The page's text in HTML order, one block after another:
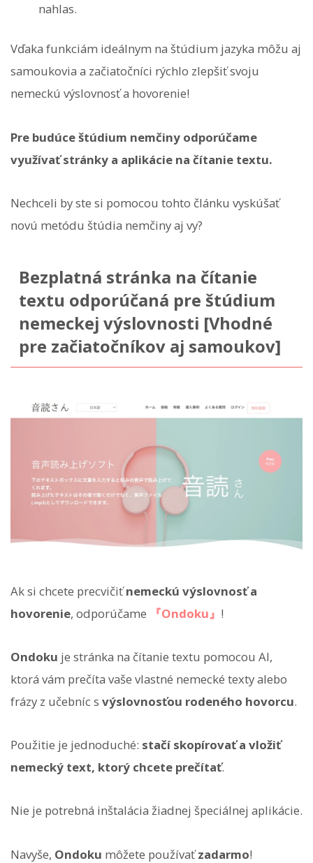
nahlas.
Vďaka funkciám ideálnym na štúdium jazyka môžu aj
samoukovia a začiatočníci rýchlo zlepšiť svoju
nemeckú výslovnosť a hovorenie!
Pre budúce štúdium nemčiny odporúčame
využívať stránky a aplikácie na čítanie textu.
Nechceli by ste si pomocou tohto článku vyskúšať
novú metódu štúdia nemčiny aj vy?
Bezplatná stránka na čítanie
textu odporúčaná pre štúdium
nemeckej výslovnosti [Vhodné
pre začiatočníkov aj samoukov]
Ak si chcete precvičiťnemeckú výslovnosť a
hovorenie, odporúčame 『Ondoku』 !
Ondoku je stránka na čítanie textu pomocou AI,
ktorá vám prečíta vaše vlastné nemecké texty alebo
frázy z učebníc s výslovnosťou rodeného hovorcu.
Použitie je jednoduché: stačí skopírovať a vložiť
nemecký text, ktorý chcete prečítať.
Nie je potrebná inštalácia žiadnej špeciálnej aplikácie.
Navyše, Ondoku môžete používaťzadarmo!